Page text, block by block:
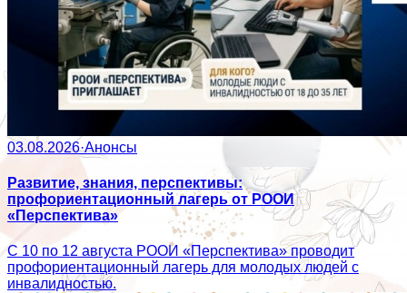
03.08.2026·Анонсы
Развитие, знания, перспективы:
профориентационный лагерь от РООИ
«Перспектива»
С 10 по 12 августа РООИ «Перспектива» проводит
профориентационный лагерь для молодых людей с
инвалидностью.